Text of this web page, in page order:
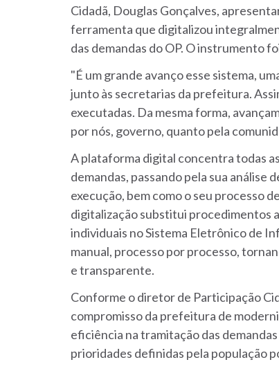
Cidadã, Douglas Gonçalves,
ferramenta que digitalizou
das demandas do OP. O instrumento
"É um grande avanço esse sistema,
junto às secretarias da prefeitura.
executadas. Da mesma forma,
por nós, governo, quanto pela
A plataforma digital concentra todas
demandas, passando pela sua análise
execução, bem como o seu processo
digitalização substitui procedimentos
individuais no Sistema Eletrônico de
manual, processo por processo,
e transparente.
Conforme o diretor de Participação
compromisso da prefeitura de
eficiência na tramitação das
prioridades definidas pela população